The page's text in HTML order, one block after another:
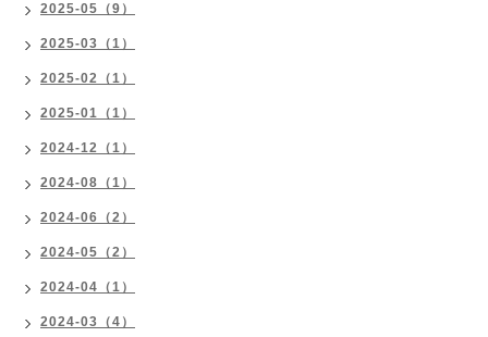
2025-05（9）
2025-03（1）
2025-02（1）
2025-01（1）
2024-12（1）
2024-08（1）
2024-06（2）
2024-05（2）
2024-04（1）
2024-03（4）